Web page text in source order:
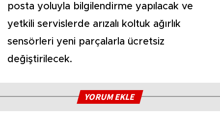
posta yoluyla bilgilendirme yapılacak ve
yetkili servislerde arızalı koltuk ağırlık
sensörleri yeni parçalarla ücretsiz
değiştirilecek.
YORUM EKLE